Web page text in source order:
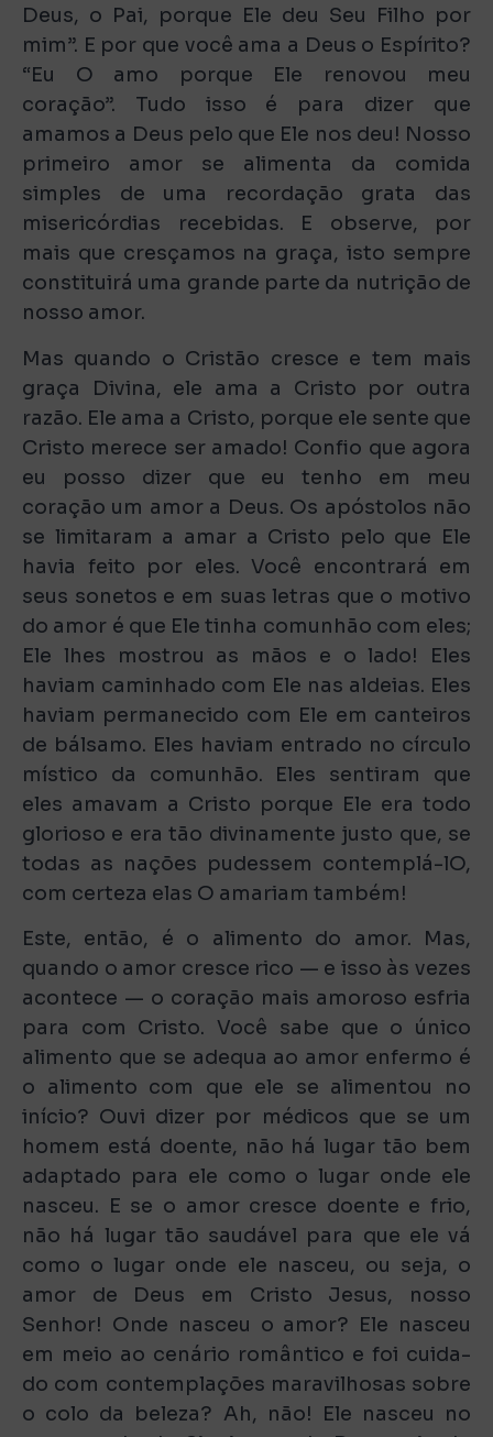
Deus, o Pai, porque Ele deu Seu Filho por
mim”. E por que você ama a Deus o Espírito?
“Eu O amo porque Ele renovou meu
coração”. Tudo isso é para dizer que
amamos a Deus pelo que Ele nos deu! Nosso
primeiro amor se alimenta da comida
simples de uma recordação grata das
misericórdias recebidas. E observe, por
mais que cresçamos na graça, isto sempre
constituirá uma grande parte da nutrição de
nosso amor.
Mas quando o Cristão cresce e tem mais
graça Divina, ele ama a Cristo por outra
razão. Ele ama a Cristo, porque ele sente que
Cristo merece ser amado! Confio que agora
eu posso dizer que eu tenho em meu
coração um amor a Deus. Os apóstolos não
se limitaram a amar a Cristo pelo que Ele
havia feito por eles. Você encontrará em
seus sonetos e em suas letras que o motivo
do amor é que Ele tinha comunhão com eles;
Ele lhes mostrou as mãos e o lado! Eles
haviam caminhado com Ele nas aldeias. Eles
haviam permanecido com Ele em canteiros
de bálsamo. Eles haviam entrado no círculo
místico da comunhão. Eles sentiram que
eles amavam a Cristo porque Ele era todo
glorioso e era tão divinamente justo que, se
todas as nações pudessem contemplá-lO,
com certeza elas O amariam também!
Este, então, é o alimento do amor. Mas,
quando o amor cresce rico — e isso às vezes
acontece — o coração mais amoroso esfria
para com Cristo. Você sabe que o único
alimento que se adequa ao amor enfermo é
o alimento com que ele se alimentou no
início? Ouvi dizer por médicos que se um
homem está doente, não há lugar tão bem
adaptado para ele como o lugar onde ele
nasceu. E se o amor cresce doente e frio,
não há lugar tão saudável para que ele vá
como o lugar onde ele nasceu, ou seja, o
amor de Deus em Cristo Jesus, nosso
Senhor! Onde nasceu o amor? Ele nasceu
em meio ao cenário romântico e foi cuida-
do com contemplações maravilhosas sobre
o colo da beleza? Ah, não! Ele nasceu no